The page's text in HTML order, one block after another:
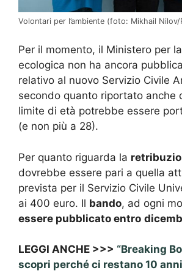
Volontari per l’ambiente (foto: Mikhail Nilov/
Per il momento, il Ministero per
ecologica non ha ancora
relativo al nuovo Servizio Civile
secondo quanto riportato anche
limite di età potrebbe essere
(e non più a 28).
Per quanto riguarda la
dovrebbe essere pari a quella
prevista per il Servizio Civile
ai 400 euro. Il bando, ad ogni
essere pubblicato entro
LEGGI ANCHE >>> “Breaking
scopri perché ci restano 10